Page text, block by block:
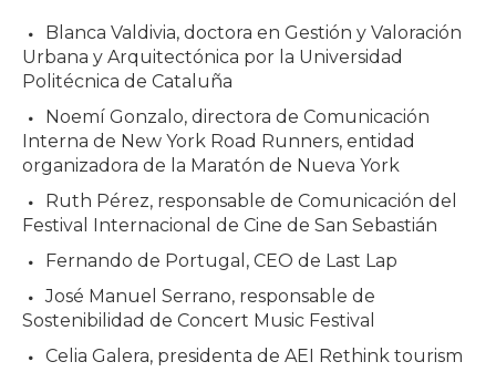
Blanca Valdivia, doctora en Gestión y Valoración
Urbana y Arquitectónica por la Universidad
Politécnica de Cataluña
Noemí Gonzalo, directora de Comunicación
Interna de New York Road Runners, entidad
organizadora de la Maratón de Nueva York
Ruth Pérez, responsable de Comunicación del
Festival Internacional de Cine de San Sebastián
Fernando de Portugal, CEO de Last Lap
José Manuel Serrano, responsable de
Sostenibilidad de Concert Music Festival
Celia Galera, presidenta de AEI Rethink tourism